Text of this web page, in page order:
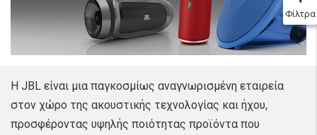
Η JBL είναι μια παγκοσμίως αναγνωρισμένη εταιρεία
στον χώρο της ακουστικής τεχνολογίας και ήχου,
προσφέροντας υψηλής ποιότητας προϊόντα που
Φίλτρα